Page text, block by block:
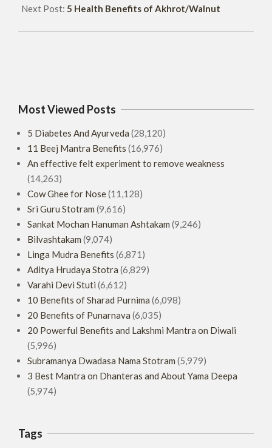
Next Post: 5 Health Benefits of Akhrot/Walnut
Most Viewed Posts
5 Diabetes And Ayurveda (28,120)
11 Beej Mantra Benefits (16,976)
An effective felt experiment to remove weakness
(14,263)
Cow Ghee for Nose(11,128)
Sri Guru Stotram (9,616)
Sankat Mochan Hanuman Ashtakam (9,246)
Bilvashtakam (9,074)
Linga Mudra Benefits (6,871)
Aditya Hrudaya Stotra (6,829)
Varahi Devi Stuti (6,612)
10 Benefits of Sharad Purnima (6,098)
20 Benefits of Punarnava (6,035)
20 Powerful Benefits and Lakshmi Mantra on Diwali
(5,996)
Subramanya Dwadasa Nama Stotram (5,979)
3 Best Mantra on Dhanteras and About Yama Deepa
(5,974)
Tags